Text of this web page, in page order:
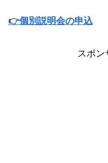
👉個別説明会の申込
スポン